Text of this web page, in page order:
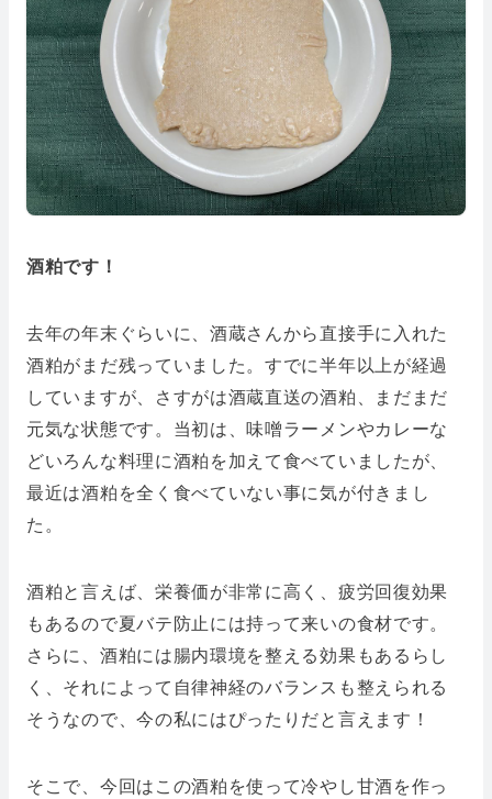
酒粕です！
去年の年末ぐらいに、酒蔵さんから直接手に入れた
酒粕がまだ残っていました。すでに半年以上が経過
していますが、さすがは酒蔵直送の酒粕、まだまだ
元気な状態です。当初は、味噌ラーメンやカレーな
どいろんな料理に酒粕を加えて食べていましたが、
最近は酒粕を全く食べていない事に気が付きまし
た。
酒粕と言えば、栄養価が非常に高く、疲労回復効果
もあるので夏バテ防止には持って来いの食材です。
さらに、酒粕には腸内環境を整える効果もあるらし
く、それによって自律神経のバランスも整えられる
そうなので、今の私にはぴったりだと言えます！
そこで、今回はこの酒粕を使って冷やし甘酒を作っ